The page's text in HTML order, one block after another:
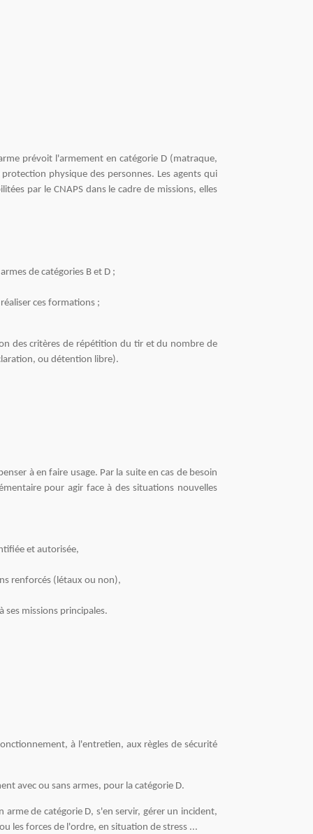
prévoit l'armement en catégorie D (matraque,
physique des personnes. Les agents qui
par le CNAPS dans le cadre de missions, elles
de catégories B et D ;
ces formations ;
des critères de répétition du tir et du nombre de
ou détention libre).
à en faire usage. Par la suite en cas de besoin
pour agir face à des situations nouvelles
et autorisée,
renforcés (létaux ou non),
ses missions principales.
à l'entretien, aux règles de sécurité
avec ou sans armes, pour la catégorie D.
de catégorie D, s'en servir, gérer un incident,
les forces de l'ordre, en situation de stress ...